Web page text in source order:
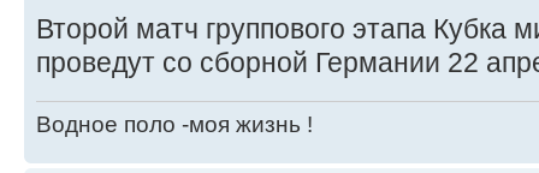
Второй матч группового этапа Кубка
проведут со сборной Германии 22
Водное поло -моя жизнь !